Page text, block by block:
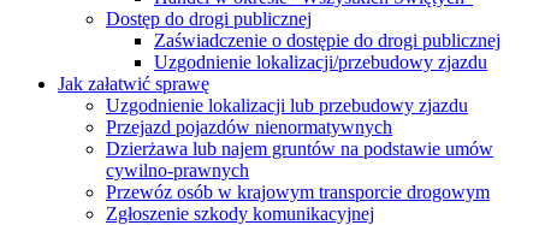
Dostęp do drogi publicznej
Zaświadczenie o dostępie do drogi publicznej
Uzgodnienie lokalizacji/przebudowy zjazdu
Jak załatwić sprawę
Uzgodnienie lokalizacji lub przebudowy zjazdu
Przejazd pojazdów nienormatywnych
Dzierżawa lub najem gruntów na podstawie umów
cywilno-prawnych
Przewóz osób w krajowym transporcie drogowym
Zgłoszenie szkody komunikacyjnej